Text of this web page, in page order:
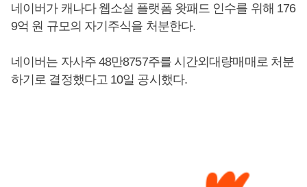
네이버가 캐나다 웹소설 플랫폼 왓패드 인수를 위해 176
9억 원 규모의 자기주식을 처분한다.
네이버는 자사주 48만8757주를 시간외대량매매로 처분
하기로 결정했다고 10일 공시했다.